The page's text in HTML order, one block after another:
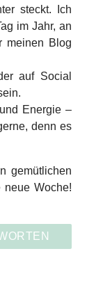
steckt. Ich
im Jahr, an
meinen Blog
auf Social
Energie –
denn es
gemütlichen
neue Woche!